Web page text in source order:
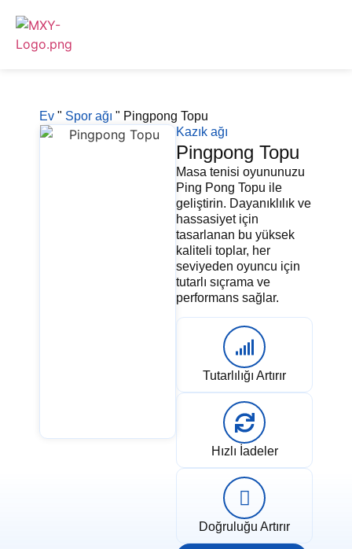
Ev " Spor ağı " Pingpong Topu
Kazık ağı
Pingpong Topu
Masa tenisi oyununuzu
Ping Pong Topu ile
geliştirin. Dayanıklılık ve
hassasiyet için
tasarlanan bu yüksek
kaliteli toplar, her
seviyeden oyuncu için
tutarlı sıçrama ve
performans sağlar.
Tutarlılığı Artırır
Hızlı İadeler
Doğruluğu Artırır